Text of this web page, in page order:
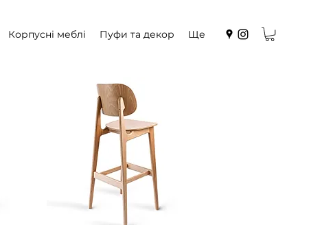
Корпусні меблі Пуфи та декор Ще